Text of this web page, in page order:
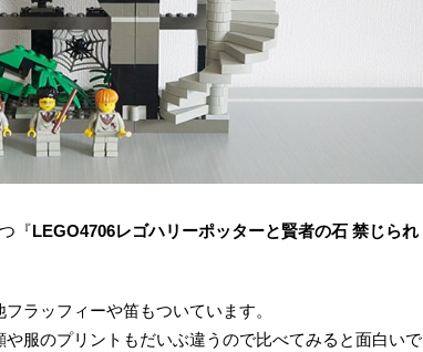
『LEGO4706レゴハリーポッターと賢者の石 禁じられ
ラッフィーや笛もついています。
服のプリントもだいぶ違うので比べてみると面白いで